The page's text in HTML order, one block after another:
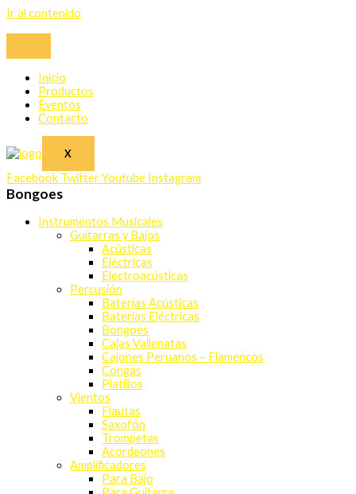
Ir al contenido
Inicio
Productos
Eventos
Contacto
X
Facebook TwitterYoutube Instagram
Bongoes
Instrumentos Musicales
Guitarras y Bajos
Acústicas
Eléctricas
Electroacústicas
Percusión
Baterías Acústicas
Baterías Eléctricas
Bongoes
Cajas Vallenatas
Cajones Peruanos – Flamencos
Congas
Platillos
Vientos
Flautas
Saxofón
Trompetas
Acordeones
Amplificadores
Para Bajo